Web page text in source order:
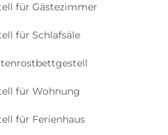
für Gästezimmer
für Schlafsäle
für Wohnung
für Ferienhaus